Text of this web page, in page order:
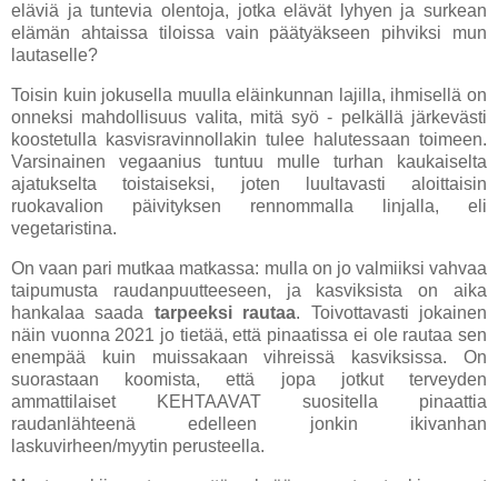
eläviä ja tuntevia olentoja, jotka elävät lyhyen ja surkean
elämän ahtaissa tiloissa vain päätyäkseen pihviksi mun
lautaselle?
Toisin kuin jokusella muulla eläinkunnan lajilla, ihmisellä on
onneksi mahdollisuus valita, mitä syö - pelkällä järkevästi
koostetulla kasvisravinnollakin tulee halutessaan toimeen.
Varsinainen vegaanius tuntuu mulle turhan kaukaiselta
ajatukselta toistaiseksi, joten luultavasti aloittaisin
ruokavalion päivityksen rennommalla linjalla, eli
vegetaristina.
On vaan pari mutkaa matkassa: mulla on jo valmiiksi vahvaa
taipumusta raudanpuutteeseen, ja kasviksista on aika
hankalaa saada tarpeeksi rautaa. Toivottavasti jokainen
näin vuonna 2021 jo tietää, että pinaatissa ei ole rautaa sen
enempää kuin muissakaan vihreissä kasviksissa. On
suorastaan koomista, että jopa jotkut terveyden
ammattilaiset KEHTAAVAT suositella pinaattia
raudanlähteenä edelleen jonkin ikivanhan
laskuvirheen/myytin perusteella.